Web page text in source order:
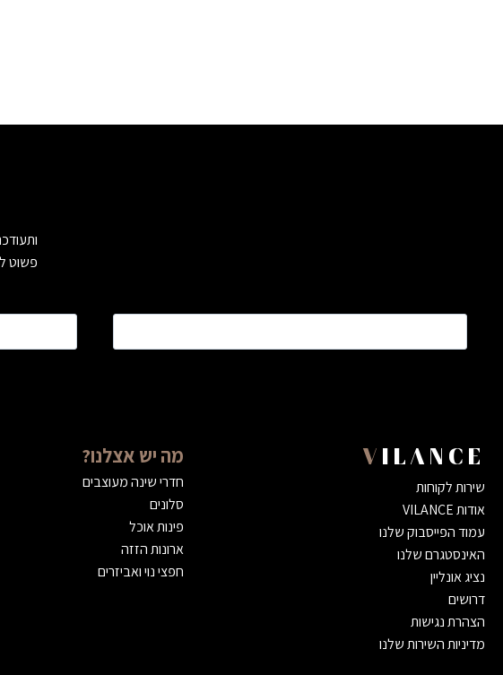
פשוט
VILANCE
שירות לקוחות
אודות VILANCE
עמוד הפייסבוק שלנו
האינסטגרם שלנו
נציג אונליין
דרושים
הצהרת נגישות
מדיניות השירות שלנו
מה יש אצלנו?
חדרי שינה מעוצבים
סלונים
פינות אוכל
ארונות הזזה
חפצי נוי ואביזרים